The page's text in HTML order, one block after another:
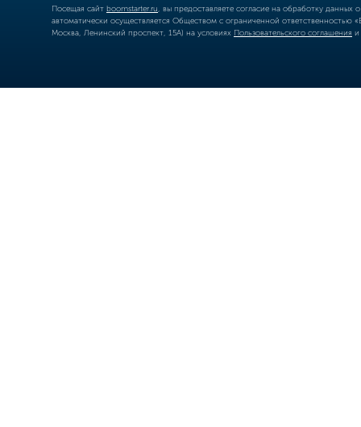
Посещая сайт boomstarter.ru , вы предоставляете согласие на обработку
автоматически осуществляется Обществом с ограниченной
Москва, Ленинский проспект, 15А) на условиях Пользовательского соглашения и